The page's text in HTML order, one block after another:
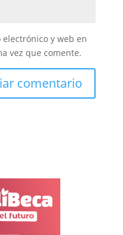
y web en
vez que comente.